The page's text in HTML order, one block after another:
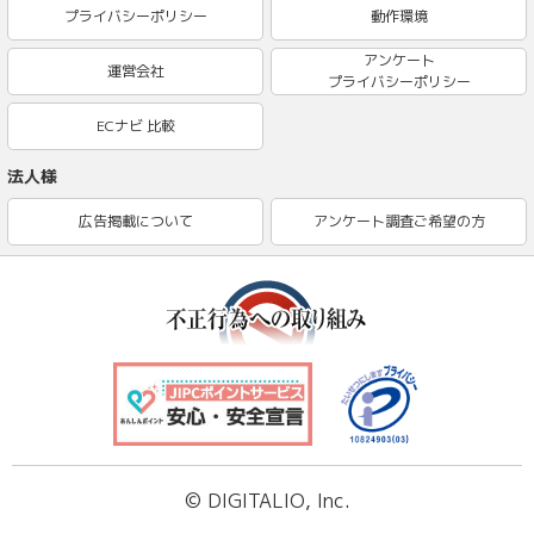
プライバシーポリシー 動作環境
運営会社
アンケート
プライバシーポリシー
ECナビ 比較
法人様
広告掲載について アンケート調査ご希望の方
© DIGITALIO, Inc.